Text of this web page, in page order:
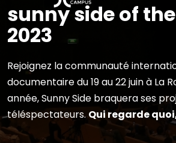
sunny side of
2023
Rejoignez la communauté
documentaire du 19 au 22 juin à La
année, Sunny Side braquera ses
téléspectateurs. Qui regarde